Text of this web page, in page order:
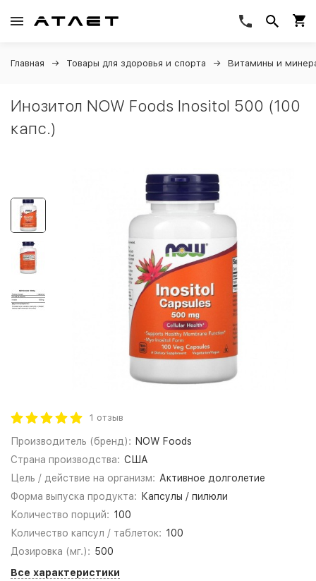
Главная Товары для здоровья и спорта Витамины и
Инозитол NOW Foods Inositol 500 (100
капс.)
1 отзыв
Производитель (бренд): NOW Foods
Страна производства: США
Цель / действие на организм: Активное долголетие
Форма выпуска продукта:
Капсулы / пилюли
Количество порций: 100
Количество капсул / таблеток: 100
Дозировка (мг.): 500
Все характеристики